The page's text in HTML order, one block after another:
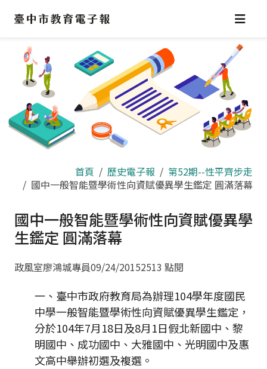
區
首頁 歷史電子報
第52期--性平齊步走
國中一般智能暨學術性向資賦優異學生鑑定 圓滿落幕
國中一般智能暨學術性向資賦優異學
生鑑定 圓滿落幕
政風室廖鴻城專員09/24/20152513 點閱
一、臺中市政府教育局為辦理104學年度國民
中學一般智能暨學術性向資賦優異學生鑑定，
分於104年7月18日及8月1日假北新國中、黎
明國中、成功國中、大雅國中、光明國中及惠
文高中舉辦初選及複選。